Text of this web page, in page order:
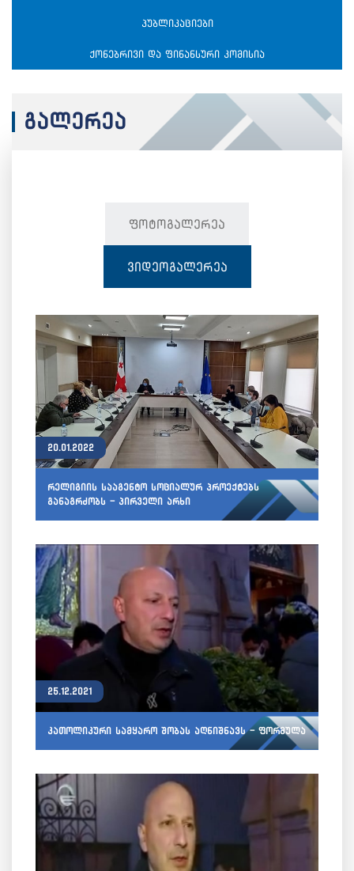
პუბლიკაციები
ქონებრივი და ფინანსური კომისია
გალერეა
ფოტოგალერეა
ვიდეოგალერეა
20.01.2022
რელიგიის სააგენტო სოციალურ პროექტებს
განაგრძობს - პირველი არხი
25.12.2021
კათოლიკური სამყარო შობას აღნიშნავს - ფორმულა